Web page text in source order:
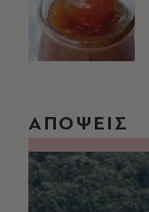
ΑΠΟΨΕΙΣ